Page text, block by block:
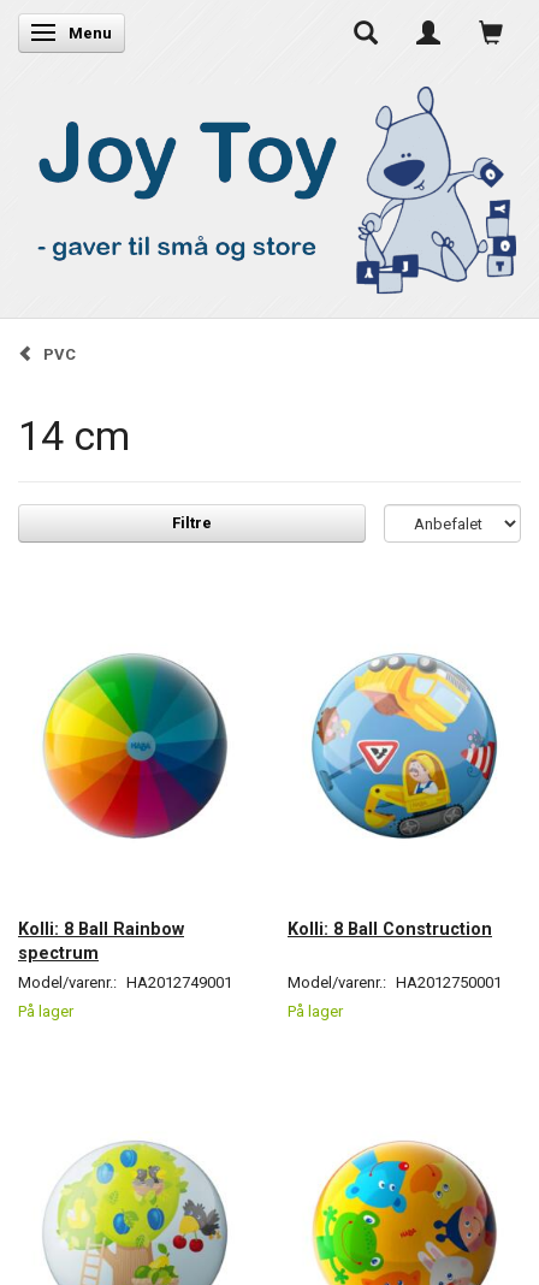
Skifte navigation
Menu
PVC
14 cm
Filtre
Kolli: 8 Ball Rainbow
spectrum
Model/varenr.: HA2012749001
På lager
Kolli: 8 Ball Construction
Model/varenr.: HA2012750001
På lager